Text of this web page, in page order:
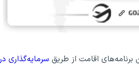
برنامه‌های اقامت از طریق سرمایه‌گذاری در